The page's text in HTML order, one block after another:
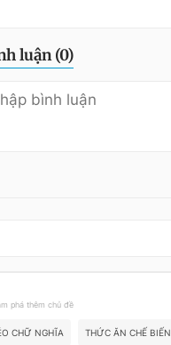
luận (0)
phá thêm chủ đề
CHỮ NGHĨA THỨC ĂN CHẾ BIẾN